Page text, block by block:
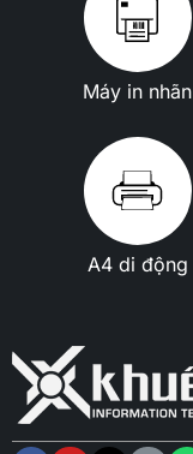
Máy in nhãn
A4 di động